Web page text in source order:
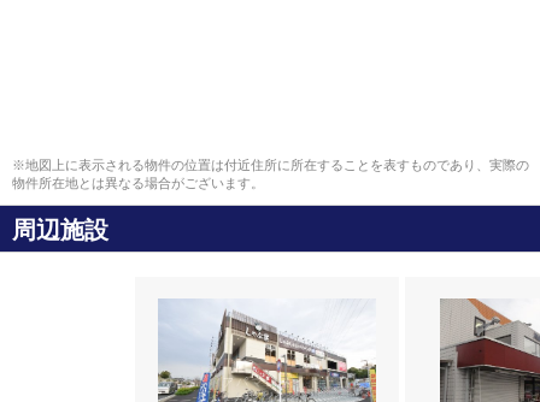
※地図上に表示される物件の位置は付近住所に所在することを表すものであり、実際の
物件所在地とは異なる場合がございます。
周辺施設